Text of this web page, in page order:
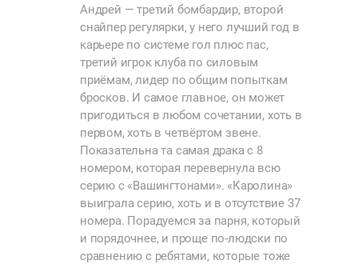
Андрей — третий бомбардир, второй
снайпер регулярки, у него лучший год в
карьере по системе гол плюс пас,
третий игрок клуба по силовым
приёмам, лидер по общим попыткам
бросков. И самое главное, он может
пригодиться в любом сочетании, хоть в
первом, хоть в четвёртом звене.
Показательна та самая драка с 8
номером, которая перевернула всю
серию с «Вашингтонами». «Каролина»
выиграла серию, хоть и в отсутствие 37
номера. Порадуемся за парня, который
и порядочнее, и проще по-людски по
сравнению с ребятами, которые тоже